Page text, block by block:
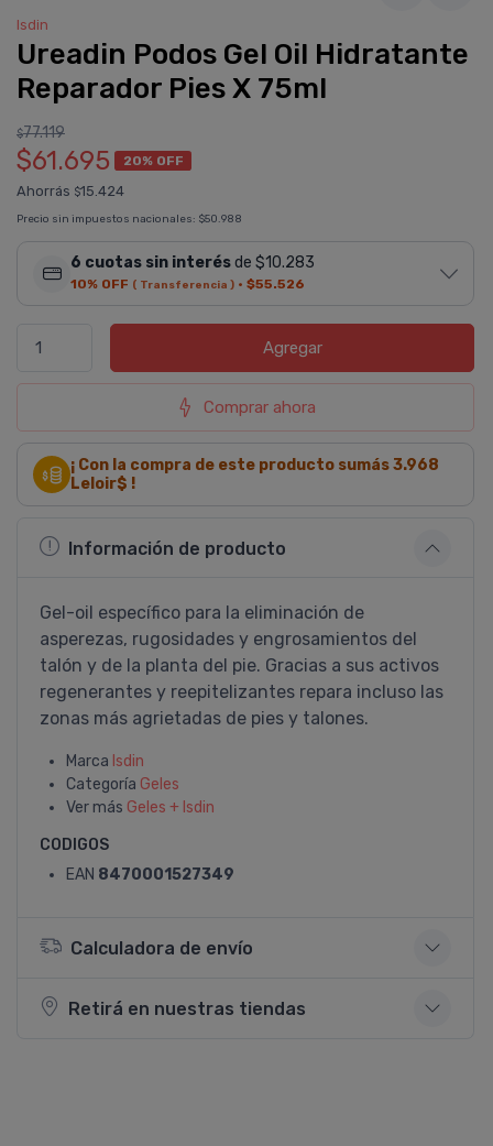
Isdin
Ureadin Podos Gel Oil Hidratante
Reparador Pies X 75ml
$77.119
$61.695 20% OFF
Ahorrás $15.424
Precio sin impuestos nacionales: $50.988
6 cuotas sin interésde $10.283
10% OFF ( Transferencia ) · $55.526
Agregar
Comprar ahora
¡ Con la compra de este producto sumás3.968
Leloir$ !
Información de producto
Gel-oil especí­fico para la eliminación de
asperezas, rugosidades y engrosamientos del
talón y de la planta del pie. Gracias a sus activos
regenerantes y reepitelizantes repara incluso las
zonas más agrietadas de pies y talones.
Marca Isdin
Categoría Geles
Ver más Geles + Isdin
CODIGOS
EAN 8470001527349
Calculadora de envío
Retirá en nuestras tiendas